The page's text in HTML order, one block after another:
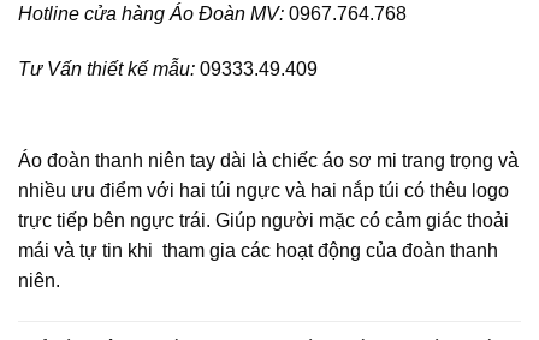
Hotline cửa hàng Áo Đoàn MV: 0967.764.768
Tư Vấn thiết kế mẫu: 09333.49.409
Áo đoàn thanh niên tay dài là chiếc áo sơ mi trang trọng và
nhiều ưu điểm với hai túi ngực và hai nắp túi có thêu logo
trực tiếp bên ngực trái. Giúp người mặc có cảm giác thoải
mái và tự tin khi tham gia các hoạt động của đoàn thanh
niên.